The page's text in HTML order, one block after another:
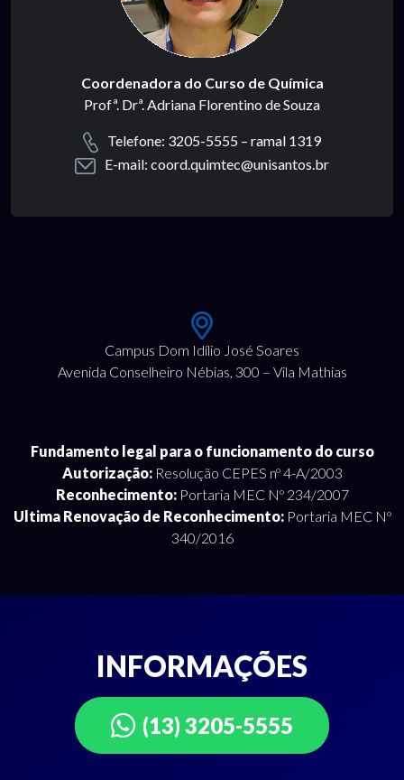
Coordenadora do Curso de Química
Profª. Drª. Adriana Florentino de Souza
Telefone: 3205-5555 – ramal 1319
E-mail: coord.quimtec@unisantos.br
Campus Dom Idílio José Soares
Avenida Conselheiro Nébias, 300 – Vila Mathias
Fundamento legal para o funcionamento do curso
Autorização:Resolução CEPES nº 4-A/2003
Reconhecimento:Portaria MEC Nº 234/2007
Ultima Renovação de Reconhecimento:Portaria MEC Nº
340/2016
INFORMAÇÕES
(13) 3205-5555